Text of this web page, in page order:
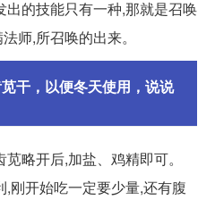
的技能只有一种,那就是召唤
师,所召唤的出来。
干，以便冬天使用，说说
略开后,加盐、鸡精即可。
刚开始吃一定要少量,还有腹